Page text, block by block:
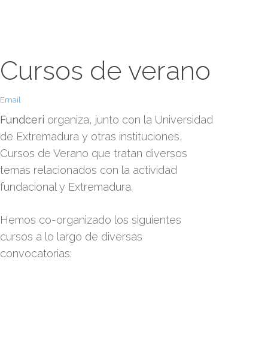
Cursos de verano
Email
Fundceri organiza, junto con la Universidad
de Extremadura y otras instituciones,
Cursos de Verano que tratan diversos
temas relacionados con la actividad
fundacional y Extremadura.
Hemos co-organizado los siguientes
cursos a lo largo de diversas
convocatorias: